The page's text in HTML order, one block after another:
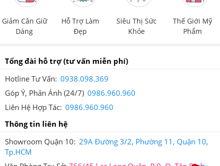
Giảm Cân Giữ
Dáng
Hỗ Trợ Làm
Đẹp
Siêu Thị Sức
Khỏe
Thế Giới Mỹ
Phẩm
Tổng đài hỗ trợ(tư vấn miễn phí)
Hotline Tư Vấn: 0938.098.369
Góp Ý, Phản Ánh (24/7) 0986.960.960
Liên Hệ Hợp Tác: 0986.960.960
Thông tin liên hệ
Showroom Quận 10: 29A Đường 3/2, Phường 11, Quận 10,
Tp.HCM